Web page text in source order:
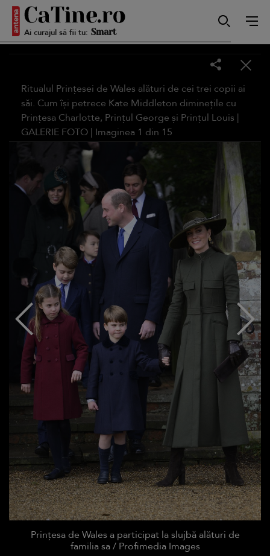
Ai curajul să fii tu: Smart
Sensibilă
Puternică
Ritualul Prințesei de Wales alături de cei trei copii ai
săi. Cum își petrece Kate Middleton diminețile cu
Prințesa Charlotte, Prințul George și Prințul Louis |
GALERIE FOTO | Imaginea 1 din 15
Prințesa de Wales a participat la slujbă alături de
familia sa / Profimedia Images